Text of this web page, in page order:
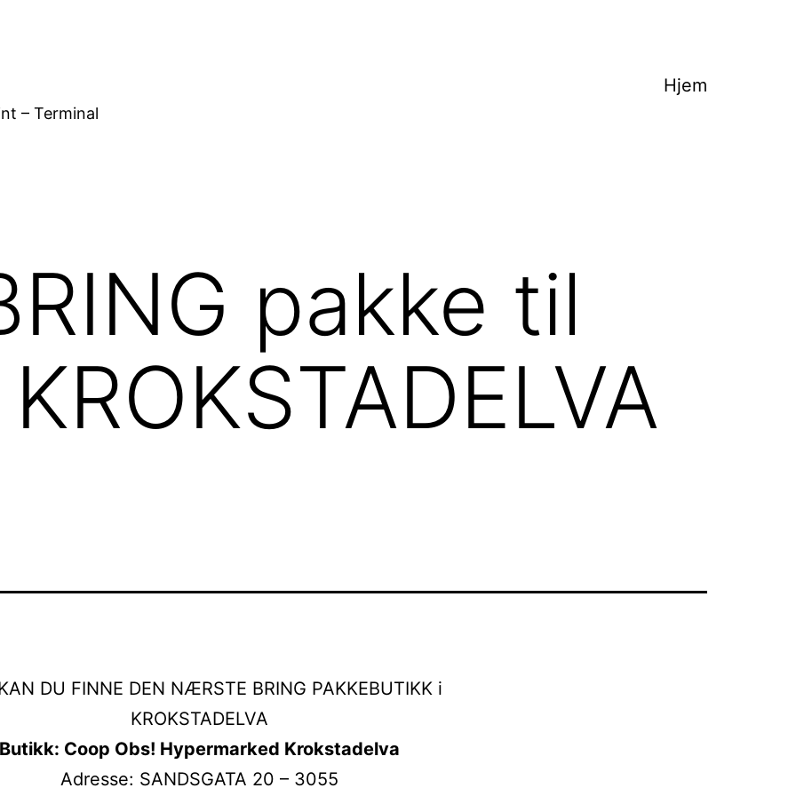
– Terminal
Hjem
pakke til
DU FINNE DEN NÆRSTE BRING PAKKEBUTIKK i
KROKSTADELVA
Coop Obs! Hypermarked Krokstadelva
Adresse: SANDSGATA 20 – 3055